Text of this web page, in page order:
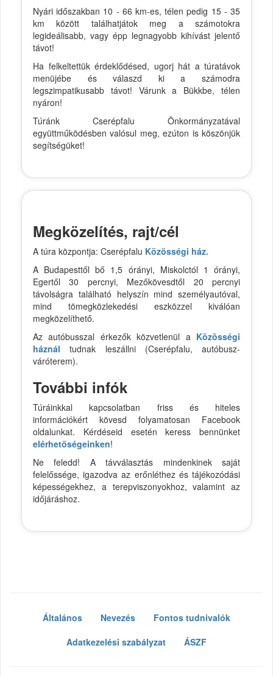
Nyári időszakban 10 - 66 km-es, télen pedig 15 - 35
km között találhatjátok meg a számotokra
legideálisabb, vagy épp legnagyobb kihívást jelentő
távot!
Ha felkeltettük érdeklődésed, ugorj hát a túratávok
menüjébe és válaszd ki a számodra
legszimpatikusabb távot! Várunk a Bükkbe, télen
nyáron!
Túránk Cserépfalu Önkormányzatával
együttműködésben valósul meg, ezúton is köszönjük
segítségüket!
Megközelítés, rajt/cél
A túra központja: Cserépfalu Közösségi ház.
A Budapesttől bő 1,5 órányi, Miskolctól 1 órányi,
Egertől 30 percnyi, Mezőkövesdtől 20 percnyi
távolságra található helyszín mind személyautóval,
mind tömegközlekedési eszközzel kiválóan
megközelíthető.
Az autóbusszal érkezők közvetlenül a Közösségi
háznál tudnak leszállni (Cserépfalu, autóbusz-
váróterem).
További infók
Túráinkkal kapcsolatban friss és hiteles
információkért kövesd folyamatosan Facebook
oldalunkat. Kérdéseid esetén keress bennünket
elérhetőségeinken!
Ne feledd! A távválasztás mindenkinek saját
felelőssége, igazodva az erőnléthez és tájékozódási
képességekhez, a terepviszonyokhoz, valamint az
időjáráshoz.
Általános Nevezés
Fontos tudnivalók
Adatkezelési szabályzat
ÁSZF